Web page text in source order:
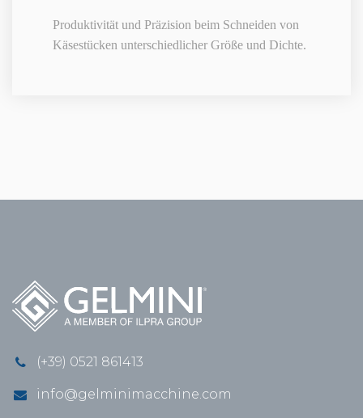
Produktivität und Präzision beim Schneiden von
Käsestücken unterschiedlicher Größe und Dichte.
(+39) 0521 861413
info@gelminimacchine.com